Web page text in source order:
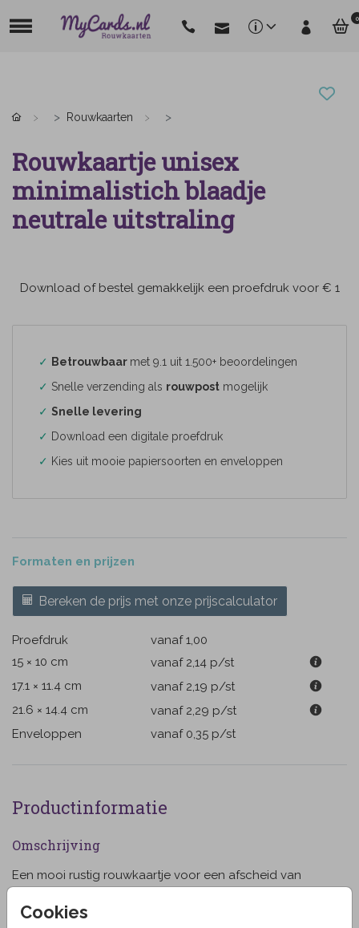
0
Cookies
Rouwkaarten
Rouwkaartje unisex
minimalistich blaadje
neutrale uitstraling
Download of bestel gemakkelijk een proefdruk voor € 1
✓ Betrouwbaar met 9.1 uit 1.500+ beoordelingen
✓ Snelle verzending als rouwpost mogelijk
✓ Snelle levering
✓ Download een digitale proefdruk
✓ Kies uit mooie papiersoorten en enveloppen
Formaten en prijzen
Bereken de prijs met onze prijscalculator
Proefdruk
vanaf 1,00
15 × 10 cm
vanaf 2,14 p/st
17.1 × 11.4 cm
vanaf 2,19 p/st
21.6 × 14.4 cm
vanaf 2,29 p/st
Enveloppen
vanaf 0,35 p/st
Productinformatie
Omschrijving
Een mooi rustig rouwkaartje voor een afscheid van
je aanpassen. Dit rouwkaartje met een illustratie van